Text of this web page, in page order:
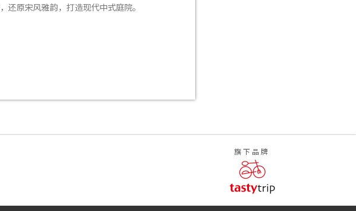
还原宋风雅韵，打造现代中式庭院。
旗下品牌